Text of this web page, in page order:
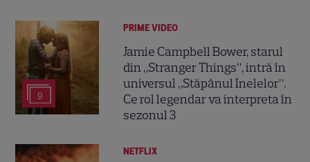
9
PRIME VIDEO
Jamie Campbell Bower, starul
din „Stranger Things”, intră în
universul „Stăpânul Inelelor”.
Ce rol legendar va interpreta în
sezonul 3
NETFLIX